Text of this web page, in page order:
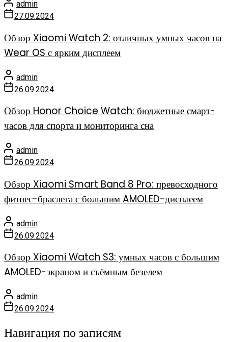
admin
27.09.2024
Обзор Xiaomi Watch 2: отличных умных часов на
Wear OS с ярким дисплеем
admin
26.09.2024
Обзор Honor Choice Watch: бюджетные смарт-
часов для спорта и мониторинга сна
admin
26.09.2024
Обзор Xiaomi Smart Band 8 Pro: превосходного
фитнес-браслета с большим AMOLED-дисплеем
admin
26.09.2024
Обзор Xiaomi Watch S3: умных часов с большим
AMOLED-экраном и съёмным безелем
admin
26.09.2024
Навигация по записям